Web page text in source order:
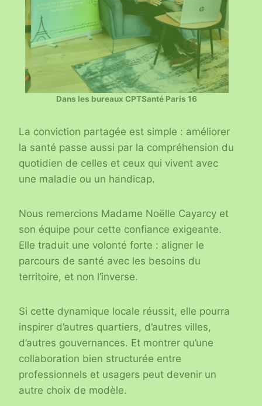
Dans les bureaux CPTSanté Paris 16
La conviction partagée est simple : améliorer
la santé passe aussi par la compréhension du
quotidien de celles et ceux qui vivent avec
une maladie ou un handicap.
Nous remercions Madame Noëlle Cayarcy et
son équipe pour cette confiance exigeante.
Elle traduit une volonté forte : aligner le
parcours de santé avec les besoins du
territoire, et non l’inverse.
Si cette dynamique locale réussit, elle pourra
inspirer d’autres quartiers, d’autres villes,
d’autres gouvernances. Et montrer qu’une
collaboration bien structurée entre
professionnels et usagers peut devenir un
autre choix de modèle.